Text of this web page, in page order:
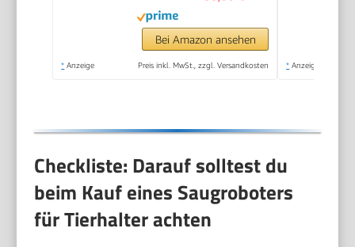
Bei Amazon ansehen
* Anzeige Preis inkl. MwSt., zzgl. Versandkosten * Anzeige
Checkliste: Darauf solltest du
beim Kauf eines Saugroboters
für Tierhalter achten